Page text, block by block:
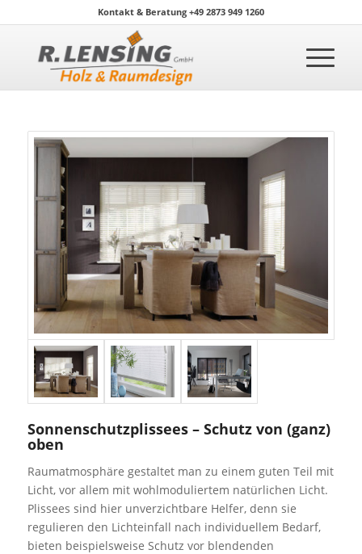
Kontakt & Beratung +49 2873 949 1260
Sonnenschutzplissees – Schutz von (ganz)
oben
Raumatmosphäre gestaltet man zu einem guten Teil mit
Licht, vor allem mit wohlmoduliertem natürlichen Licht.
Plissees sind hier unverzichtbare Helfer, denn sie
regulieren den Lichteinfall nach individuellem Bedarf,
bieten beispielsweise Schutz vor blendenden